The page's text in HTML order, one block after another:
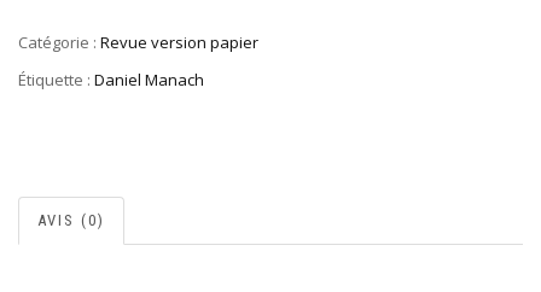
Catégorie : Revue version papier
Étiquette : Daniel Manach
AVIS (0)